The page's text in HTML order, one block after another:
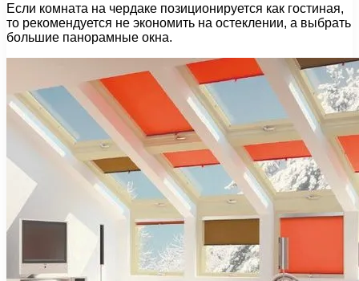
Если комната на чердаке позиционируется как гостиная,
то рекомендуется не экономить на остеклении, а выбрать
большие панорамные окна.